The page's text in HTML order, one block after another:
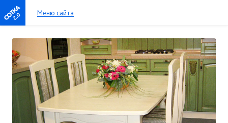
2.0 Меню сайта